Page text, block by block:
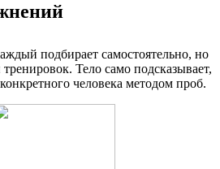
подбирает самостоятельно, но
Тело само подсказывает,
человека методом проб.